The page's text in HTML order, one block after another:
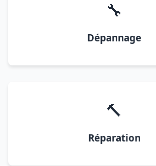
🔧
Dépannage
🔨
Réparation